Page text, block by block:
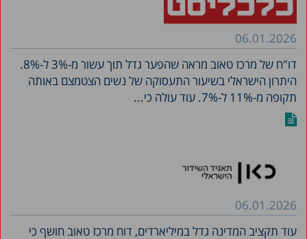
06.01.2026
דו"ח של מרכז טאוב מראה שהפער גדל תוך עשור מ-3% ל-8%.
היתרון הישראלי בשיעור התעסוקה של נשים הצטמצם באותה
תקופה מ-11% ל-7%. עוד עולה כי...
06.01.2026
עוד תקציב המדינה גדל במיליארדים, דוח מרכז טאוב חושף כי